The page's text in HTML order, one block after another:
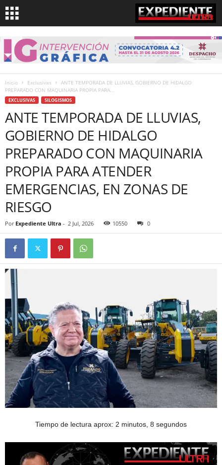
Inicio Exclusivas
ANTE TEMPORADA DE LLUVIAS, GOBIERNO DE HIDALGO
PREPARADO CON MAQUINARIA PROPIA PARA...
EXCLUSIVAS SILOGISMOS
ANTE TEMPORADA DE LLUVIAS,
GOBIERNO DE HIDALGO
PREPARADO CON MAQUINARIA
PROPIA PARA ATENDER
EMERGENCIAS, EN ZONAS DE
RIESGO
Por Expediente Ultra - 2 Jul, 2026 10550 0
Tiempo de lectura aprox: 2 minutos, 8 segundos